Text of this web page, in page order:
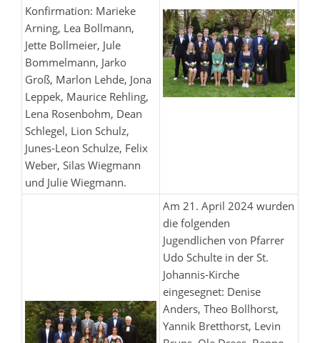
Konfirmation: Marieke
Arning, Lea Bollmann,
Jette Bollmeier, Jule
Bommelmann, Jarko
Groß, Marlon Lehde, Jona
Leppek, Maurice Rehling,
Lena Rosenbohm, Dean
Schlegel, Lion Schulz,
Junes-Leon Schulze, Felix
Weber, Silas Wiegmann
und Julie Wiegmann.
Am 21. April 2024 wurden
die folgenden
Jugendlichen von Pfarrer
Udo Schulte in der St.
Johannis-Kirche
eingesegnet: Denise
Anders, Theo Bollhorst,
Yannik Bretthorst, Levin